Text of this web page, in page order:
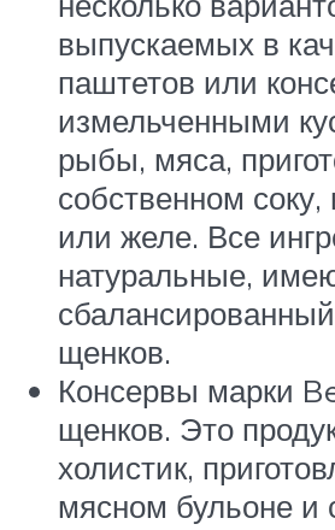
выпускаемых в
паштетов или
измельченными
рыбы, мяса,
собственном соку,
или желе. Все
натуральные,
щенков.
Консервы марки
щенков. Это
холистик,
мясном бульоне и